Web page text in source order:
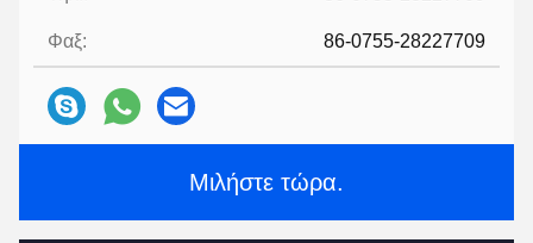
Φαξ: 86-0755-28227709
Μιλήστε τώρα.